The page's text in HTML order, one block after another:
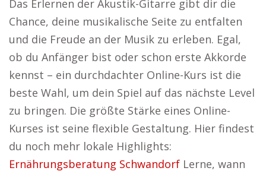
Das Erlernen der Akustik-Gitarre gibt dir die
Chance, deine musikalische Seite zu entfalten
und die Freude an der Musik zu erleben. Egal,
ob du Anfänger bist oder schon erste Akkorde
kennst – ein durchdachter Online-Kurs ist die
beste Wahl, um dein Spiel auf das nächste Level
zu bringen. Die größte Stärke eines Online-
Kurses ist seine flexible Gestaltung. Hier findest
du noch mehr lokale Highlights:
Ernährungsberatung Schwandorf Lerne, wann